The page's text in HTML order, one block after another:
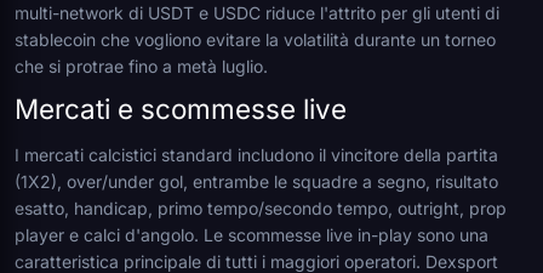
multi-network di USDT e USDC riduce l'attrito per gli utenti di
stablecoin che vogliono evitare la volatilità durante un torneo
che si protrae fino a metà luglio.
Mercati e scommesse live
I mercati calcistici standard includono il vincitore della partita
(1X2), over/under gol, entrambe le squadre a segno, risultato
esatto, handicap, primo tempo/secondo tempo, outright, prop
player e calci d'angolo. Le scommesse live in-play sono una
caratteristica principale di tutti i maggiori operatori. Dexsport